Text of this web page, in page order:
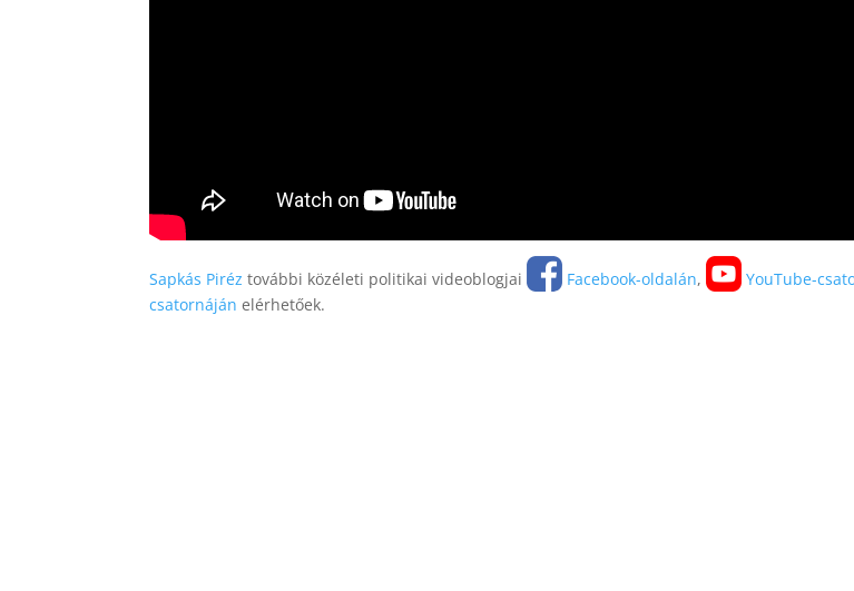
Sapkás Piréz további közéleti politikai videoblogjai Facebook-oldalán, YouTube-
csatornáján elérhetőek.